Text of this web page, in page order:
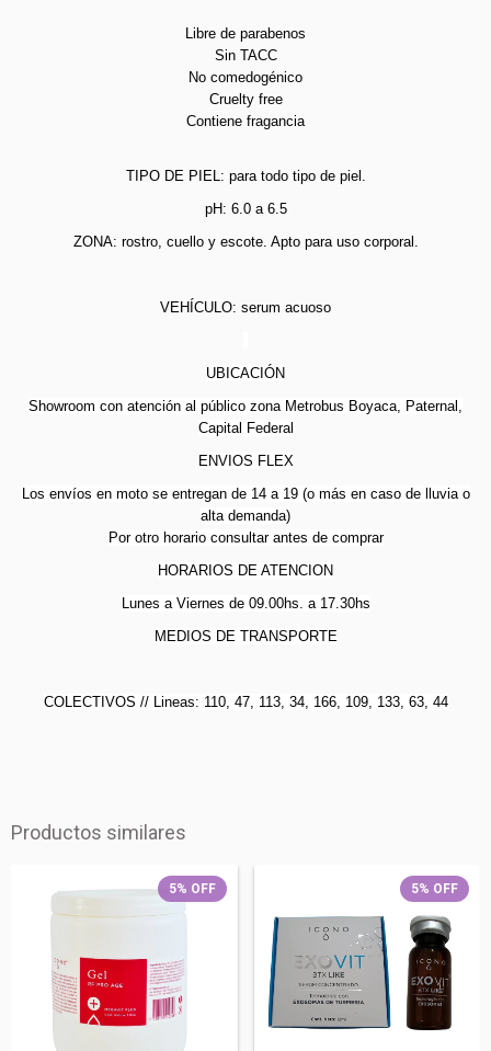
Libre de parabenos
Sin TACC
No comedogénico
Cruelty free
Contiene fragancia
TIPO DE PIEL: para todo tipo de piel.
pH: 6.0 a 6.5
ZONA: rostro, cuello y escote. Apto para uso corporal.
VEHÍCULO: serum acuoso
UBICACIÓN
Showroom con atención al público zona Metrobus Boyaca, Paternal,
Capital Federal
ENVIOS FLEX
Los envíos en moto se entregan de 14 a 19 (o más en caso de lluvia o
alta demanda)
Por otro horario consultar antes de comprar
HORARIOS DE ATENCION
Lunes a Viernes de 09.00hs. a 17.30hs
MEDIOS DE TRANSPORTE
COLECTIVOS // Lineas: 110, 47, 113, 34, 166, 109, 133, 63, 44
Productos similares
5% OFF 5% OFF